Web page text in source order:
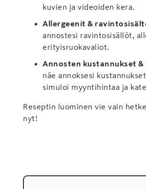
kuvien ja videoiden kera.
Allergeenit &
annostesi ravintosisällöt,
erityisruokavaliot.
Annosten kustannukset
näe annoksesi
simuloi myyntihintaa ja
Reseptin luominen vie vain
nyt!